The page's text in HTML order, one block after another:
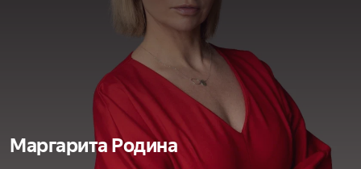
Маргарита Родина